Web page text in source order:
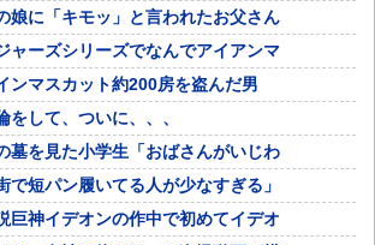
娘に「キモッ」と言われたお父さん
ャーズシリーズでなんでアイアンマ
ンマスカット約200房を盗んだ男
をして、ついに、、、
墓を見た小学生「おばさんがいじわ
で短パン履いてる人が少なすぎる」
巨神イデオンの作中で初めてイデオ